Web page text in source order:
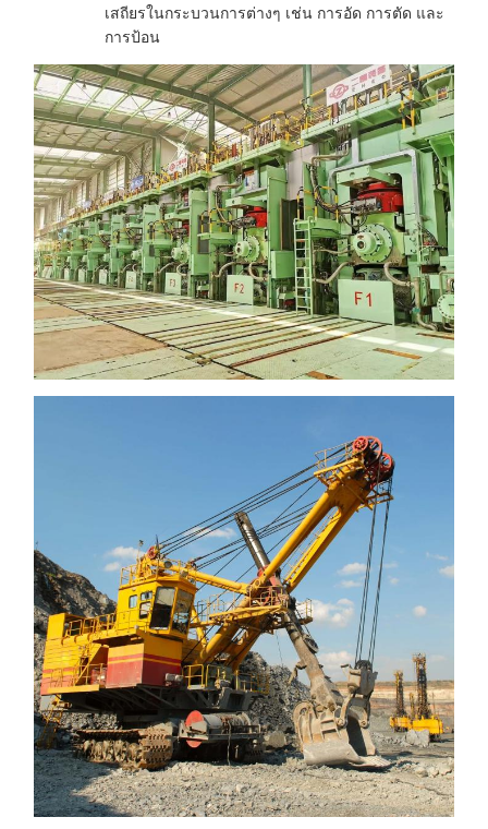
เสถียรในกระบวนการต่างๆ เช่น การอัด การตัด และ
การป้อน